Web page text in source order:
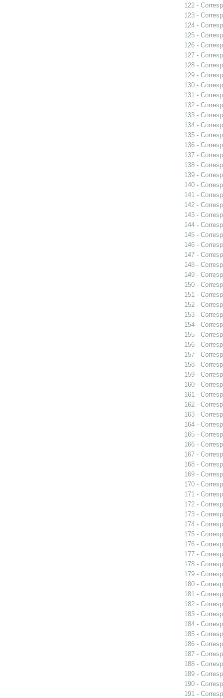
122 -
123 -
124 -
125 -
126 -
127 -
128 -
129 -
130 -
131 -
132 -
133 -
134 -
135 -
136 -
137 -
138 -
139 -
140 -
141 -
142 -
143 -
144 -
145 -
146 -
147 -
148 -
149 -
150 -
151 -
152 -
153 -
154 -
155 -
156 -
157 -
158 -
159 -
160 -
161 -
162 -
163 -
164 -
165 -
166 -
167 -
168 -
169 -
170 -
171 -
172 -
173 -
174 -
175 -
176 -
177 -
178 -
179 -
180 -
181 -
182 -
183 -
184 -
185 -
186 -
187 -
188 -
189 -
190 -
191 -